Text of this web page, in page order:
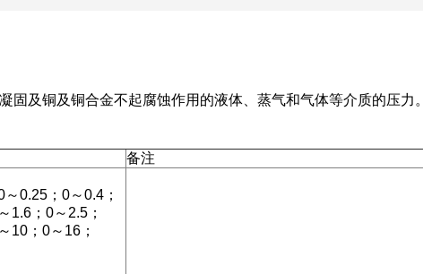
及铜及铜合金不起腐蚀作用的液体、蒸气和气体等介质的压力。
备注
0.25；0～0.4；
1.6；0～2.5；
10；0～16；